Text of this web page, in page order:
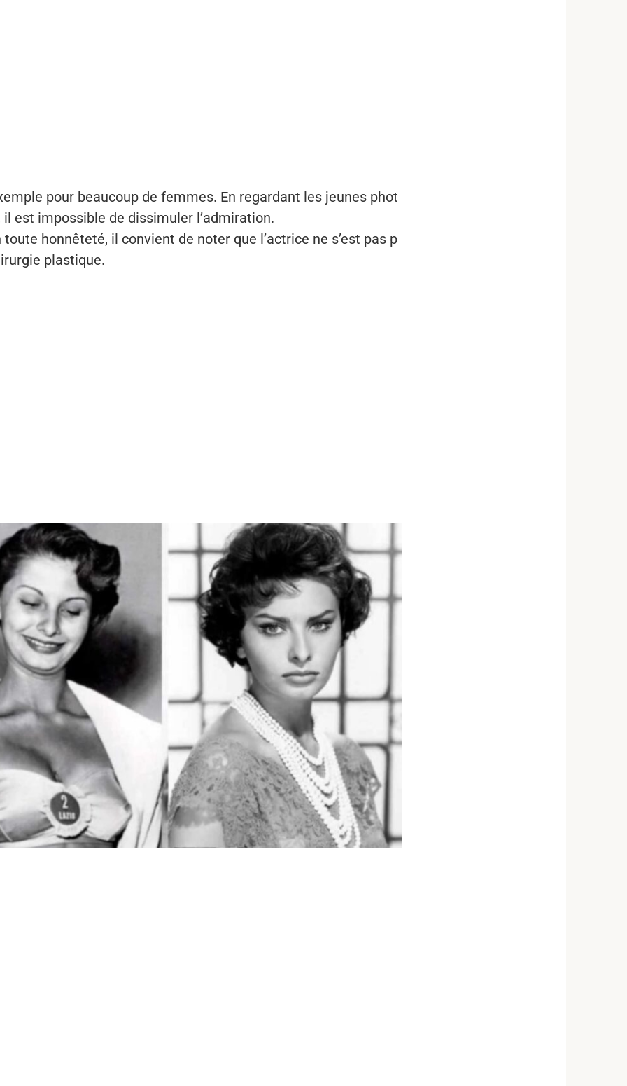
pour beaucoup de femmes. En regardant les jeunes phot
il est impossible de dissimuler l’admiration.
toute honnêteté, il convient de noter que l’actrice ne s’est pas p
plastique.